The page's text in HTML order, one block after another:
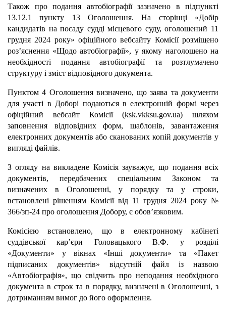
Також про подання автобіографії зазначено в підпункті
13.12.1 пункту 13 Оголошення. На сторінці «Добір
кандидатів на посаду судді місцевого суду, оголошений 11
грудня 2024 року» офіційного вебсайту Комісії розміщено
роз’яснення «Щодо автобіографії», у якому наголошено на
необхідності подання автобіографії та розтлумачено
структуру і зміст відповідного документа.
Пунктом 4 Оголошення визначено, що заява та документи
для участі в Доборі подаються в електронній формі через
офіційний вебсайт Комісії (ksk.vkksu.gov.ua) шляхом
заповнення відповідних форм, шаблонів, завантаження
електронних документів або сканованих копій документів у
вигляді файлів.
З огляду на викладене Комісія зауважує, що подання всіх
документів, передбачених спеціальним Законом та
визначених в Оголошенні, у порядку та у строки,
встановлені рішенням Комісії від 11 грудня 2024 року №
366/зп-24 про оголошення Добору, є обов’язковим.
Комісією встановлено, що в електронному кабінеті
суддівської кар’єри Головацького В.Ф. у розділі
«Документи» у вікнах «Інші документи» та «Пакет
підписаних документів» відсутній файл із назвою
«Автобіографія», що свідчить про неподання необхідного
документа в строк та в порядку, визначені в Оголошенні, з
дотриманням вимог до його оформлення.